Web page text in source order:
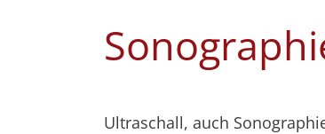
Ultraschall, auch